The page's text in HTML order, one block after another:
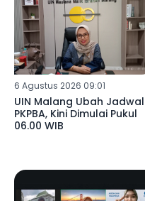
6 Agustus 2026 09:01
UIN Malang Ubah Jadwal
PKPBA, Kini Dimulai Pukul
06.00 WIB